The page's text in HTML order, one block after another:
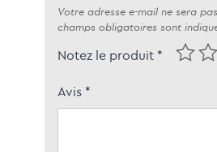
Votre adresse e-mail ne sera
champs obligatoires sont
Notez le produit *
Avis *